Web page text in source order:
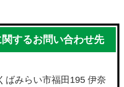
するお問い合わせ先
ばみらい市福田195 伊奈